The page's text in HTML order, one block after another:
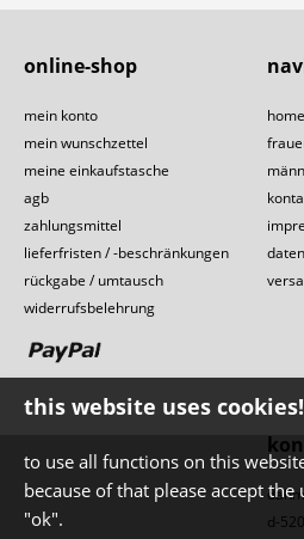
home
online-shop
mein konto
mein wunschzettel
meine einkaufstasche
agb
zahlungsmittel
lieferfristen / -beschränkungen
rückgabe / umtausch
widerrufsbelehrung
d-
this website uses cookies!
to use all functions on this
because of that please accept
"ok".